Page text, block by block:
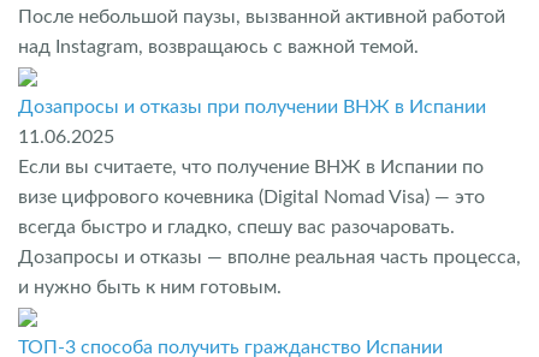
После небольшой паузы, вызванной активной работой
над Instagram, возвращаюсь с важной темой.
Дозапросы и отказы при получении ВНЖ в Испании
11.06.2025
Если вы считаете, что получение ВНЖ в Испании по
визе цифрового кочевника (Digital Nomad Visa) — это
всегда быстро и гладко, спешу вас разочаровать.
Дозапросы и отказы — вполне реальная часть процесса,
и нужно быть к ним готовым.
ТОП-3 способа получить гражданство Испании